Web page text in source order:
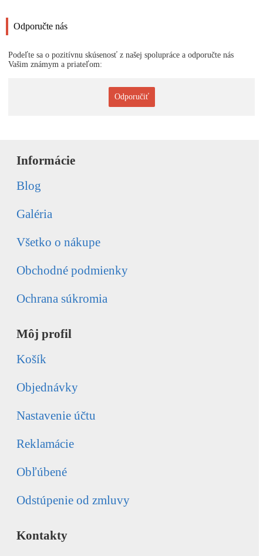
Odporučte nás
Podeľte sa o pozitívnu skúsenosť z našej spolupráce a odporučte nás
Vašim známym a priateľom:
Odporučiť
Informácie
Blog
Galéria
Všetko o nákupe
Obchodné podmienky
Ochrana súkromia
Môj profil
Košík
Objednávky
Nastavenie účtu
Reklamácie
Obľúbené
Odstúpenie od zmluvy
Kontakty